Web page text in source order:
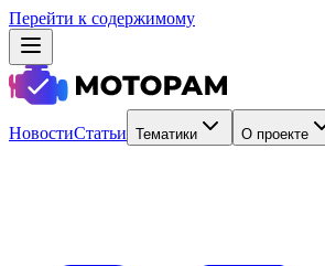
Перейти к содержимому
НовостиСтатьи Тематики О проекте